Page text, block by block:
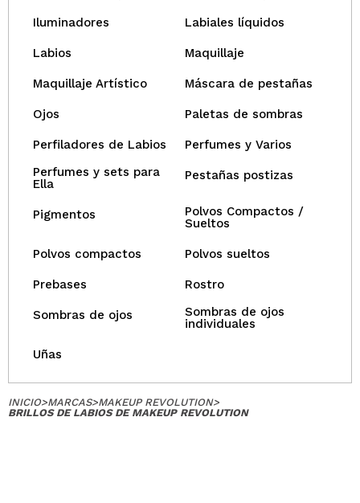
Iluminadores Labiales líquidos
Labios Maquillaje
Maquillaje Artístico Máscara de pestañas
Ojos Paletas de sombras
Perfiladores de Labios
Perfumes y Varios
Perfumes y sets para
Ella
Pestañas postizas
Pigmentos
Polvos Compactos /
Sueltos
Polvos compactos Polvos sueltos
Prebases Rostro
Sombras de ojos
Sombras de ojos
individuales
Uñas
INICIO>MARCAS>MAKEUP REVOLUTION>
BRILLOS DE LABIOS DE MAKEUP REVOLUTION